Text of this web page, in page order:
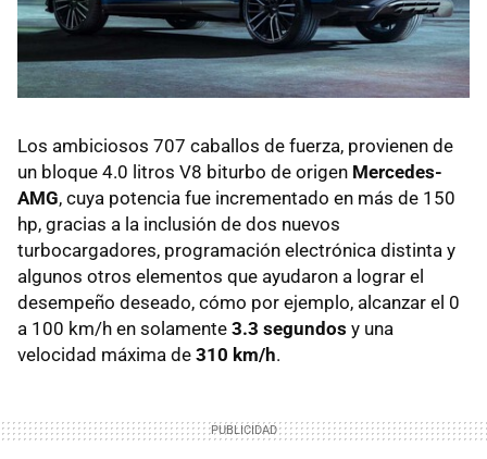
Los ambiciosos 707 caballos de fuerza, provienen de
un bloque 4.0 litros V8 biturbo de origen Mercedes-
AMG, cuya potencia fue incrementado en más de 150
hp, gracias a la inclusión de dos nuevos
turbocargadores, programación electrónica distinta y
algunos otros elementos que ayudaron a lograr el
desempeño deseado, cómo por ejemplo, alcanzar el 0
a 100 km/h en solamente 3.3 segundos y una
velocidad máxima de 310 km/h.